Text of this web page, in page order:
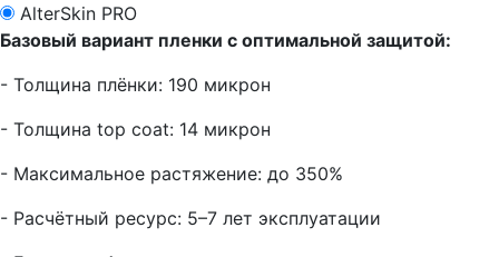
AlterSkin PRO
Базовый вариант пленки с оптимальной защитой:
- Толщина плёнки: 190 микрон
- Толщина top coat: 14 микрон
- Максимальное растяжение: до 350%
- Расчётный ресурс: 5–7 лет эксплуатации